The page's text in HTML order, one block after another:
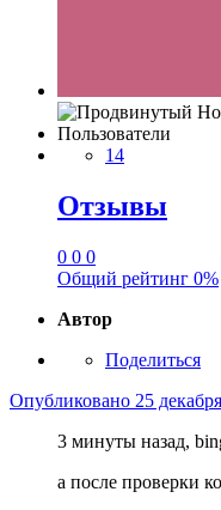
Пользователи
14
Отзывы
0 0 0
Общий рейтинг 0%
Автор
Поделиться
Опубликовано 25
3 минуты назад,
а после проверки